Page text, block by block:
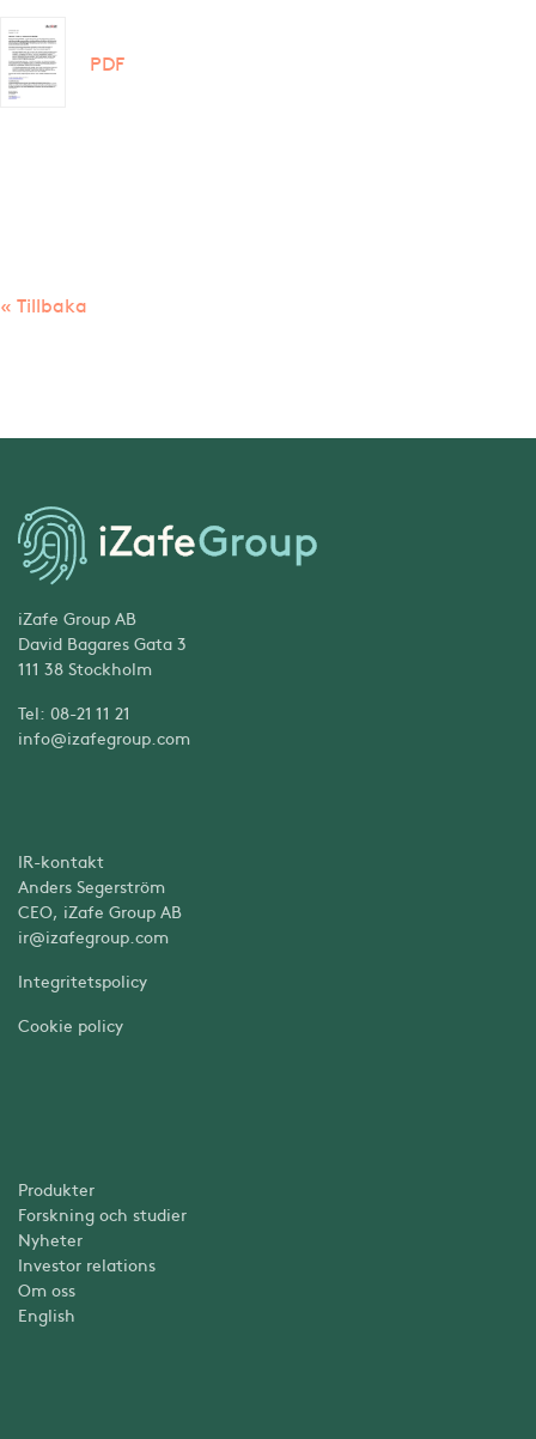
PDF
« Tillbaka
iZafe Group AB
David Bagares Gata 3
111 38 Stockholm
Tel: 08-21 11 21
info@izafegroup.com
IR-kontakt
Anders Segerström
CEO, iZafe Group AB
ir@izafegroup.com
Integritetspolicy
Cookie policy
Produkter
Forskning och studier
Nyheter
Investor relations
Om oss
English